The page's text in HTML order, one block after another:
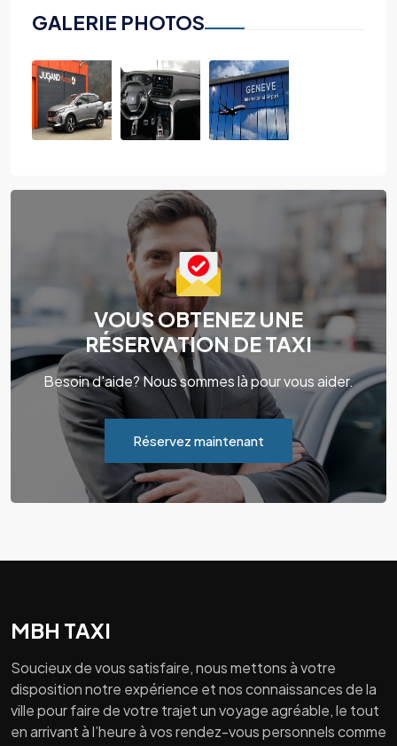
GALERIE PHOTOS
VOUS OBTENEZ UNE
RÉSERVATION DE TAXI
Besoin d'aide? Nous sommes là pour vous aider.
Réservez maintenant
MBH TAXI
Soucieux de vous satisfaire, nous mettons à votre
disposition notre expérience et nos connaissances de la
ville pour faire de votre trajet un voyage agréable, le tout
en arrivant à l’heure à vos rendez-vous personnels comme